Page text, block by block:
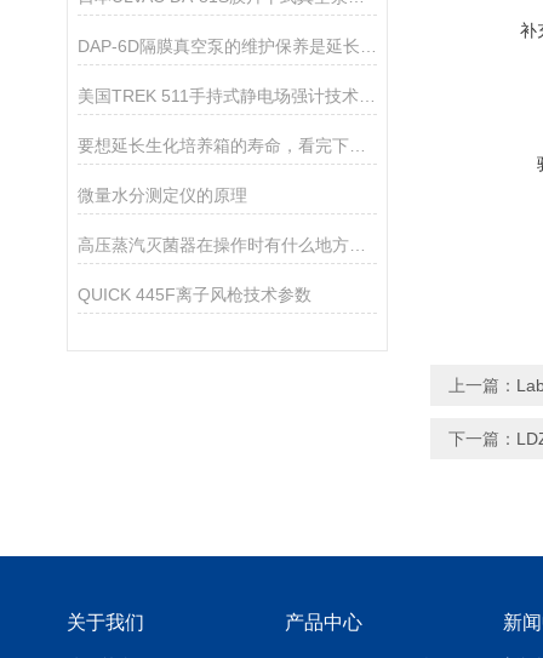
美国TREK 511手持式静电场强计技术参数
要想延长生化培养箱的寿命，看完下文你就知道了！
微量水分测定仪的原理
高压蒸汽灭菌器在操作时有什么地方需要注意的呢？
QUICK 445F离子风枪技术参数
补
上一篇：
下一篇：
关于我们 产品中心 新